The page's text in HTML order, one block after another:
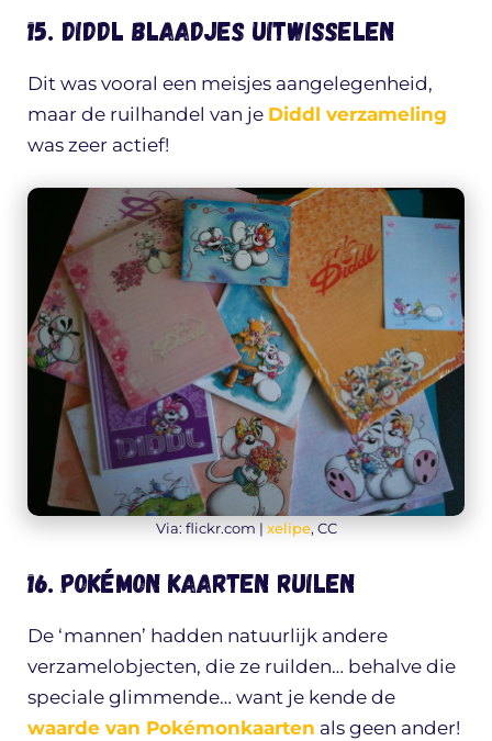
15. Diddl blaadjes uitwisselen
Dit was vooral een meisjes aangelegenheid,
maar de ruilhandel van je Diddl verzameling
was zeer actief!
Via: flickr.com | xelipe, CC
16. Pokémon kaarten ruilen
De ‘mannen’ hadden natuurlijk andere
verzamelobjecten, die ze ruilden… behalve die
speciale glimmende… want je kende de
waarde van Pokémonkaarten als geen ander!